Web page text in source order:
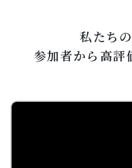
私たち
参加者から高評